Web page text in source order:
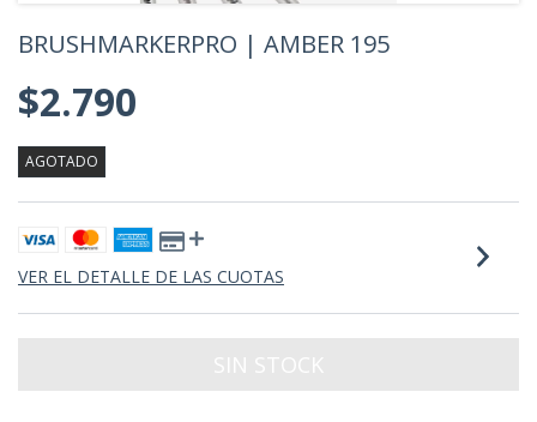
BRUSHMARKERPRO | AMBER 195
$2.790
AGOTADO
VER EL DETALLE DE LAS CUOTAS